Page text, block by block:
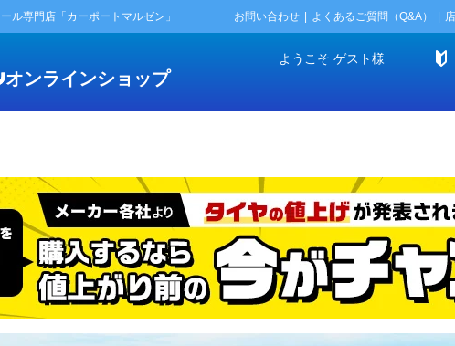
ル専門店「カーポートマルゼン」 お問い合わせ よくあるご質問（Q&A）
オンラインショップ
ようこそ ゲスト様